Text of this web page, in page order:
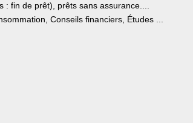
fin de prêt), prêts sans assurance....
Conseils financiers, Études ...